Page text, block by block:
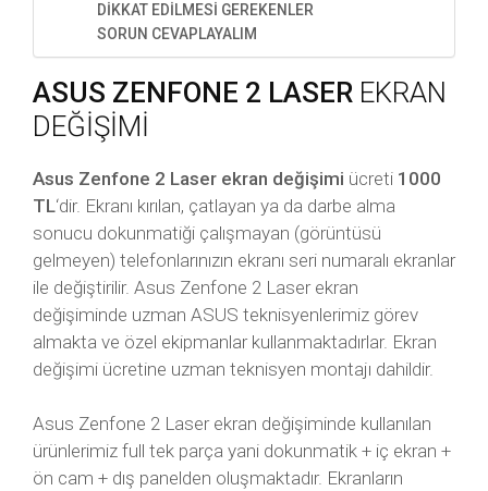
DİKKAT EDİLMESİ GEREKENLER
SORUN CEVAPLAYALIM
ASUS ZENFONE 2 LASER EKRAN
DEĞİŞİMİ
Asus Zenfone 2 Laser ekran değişimi ücreti 1000
TL‘dir. Ekranı kırılan, çatlayan ya da darbe alma
sonucu dokunmatiği çalışmayan (görüntüsü
gelmeyen) telefonlarınızın ekranı seri numaralı ekranlar
ile değiştirilir. Asus Zenfone 2 Laser ekran
değişiminde uzman ASUS teknisyenlerimiz görev
almakta ve özel ekipmanlar kullanmaktadırlar. Ekran
değişimi ücretine uzman teknisyen montajı dahildir.
Asus Zenfone 2 Laser ekran değişiminde kullanılan
ürünlerimiz full tek parça yani dokunmatik + iç ekran +
ön cam + dış panelden oluşmaktadır. Ekranların